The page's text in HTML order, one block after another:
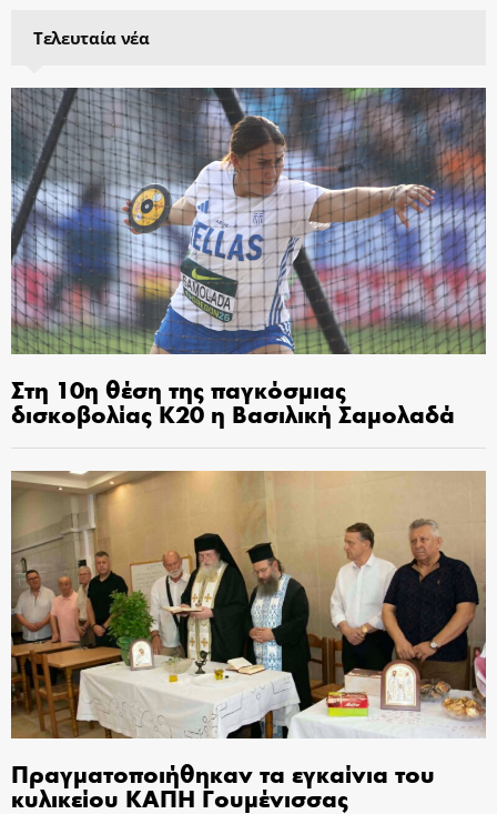
Τελευταία νέα
Στη 10η θέση της παγκόσμιας
δισκοβολίας Κ20 η Βασιλική Σαμολαδά
Πραγματοποιήθηκαν τα εγκαίνια του
κυλικείου ΚΑΠΗ Γουμένισσας